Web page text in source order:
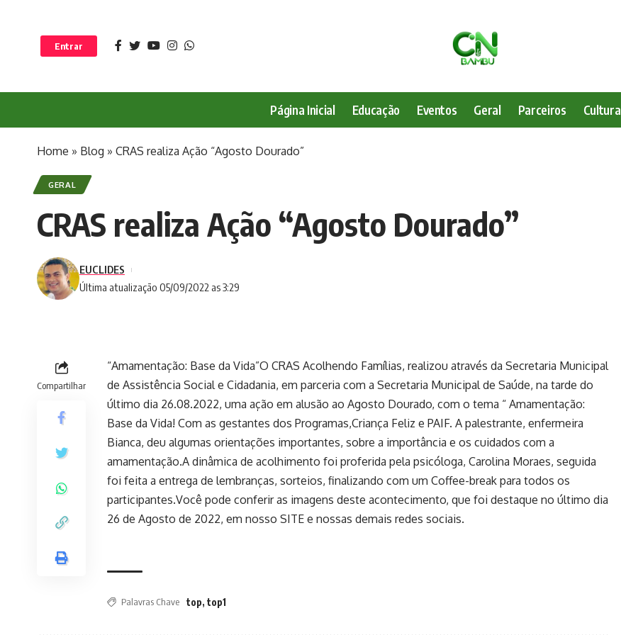
Entrar
Página Inicial Educação Eventos Geral Parceiros Cultura
Home » Blog » CRAS realiza Ação “Agosto Dourado”
GERAL
CRAS realiza Ação “Agosto Dourado”
Última atualização 05/09/2022 as 3:29
EUCLIDES
Compartilhar
“Amamentação: Base da Vida”O CRAS Acolhendo Famílias, realizou através da Secretaria Municipal
de Assistência Social e Cidadania, em parceria com a Secretaria Municipal de Saúde, na tarde do
último dia 26.08.2022, uma ação em alusão ao Agosto Dourado, com o tema “ Amamentação:
Base da Vida! Com as gestantes dos Programas,Criança Feliz e PAIF. A palestrante, enfermeira
Bianca, deu algumas orientações importantes, sobre a importância e os cuidados com a
amamentação.A dinâmica de acolhimento foi proferida pela psicóloga, Carolina Moraes, seguida
foi feita a entrega de lembranças, sorteios, finalizando com um Coffee-break para todos os
participantes.Você pode conferir as imagens deste acontecimento, que foi destaque no último dia
26 de Agosto de 2022, em nosso SITE e nossas demais redes sociais.
Palavras Chave top, top1